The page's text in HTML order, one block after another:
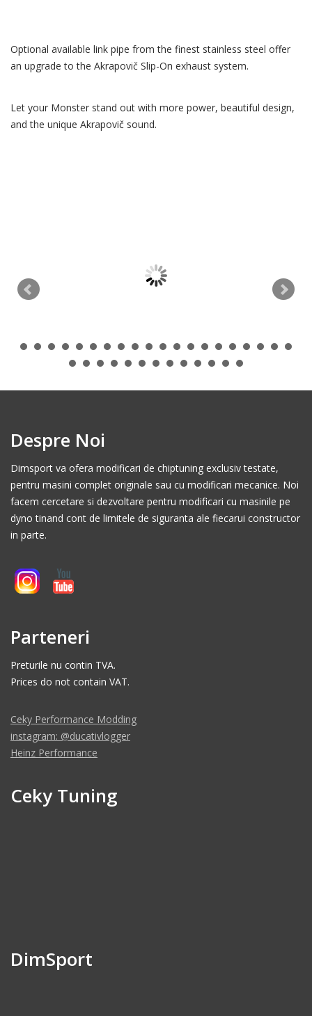
Optional available link pipe from the finest stainless steel offer
an upgrade to the Akrapovič Slip-On exhaust system.
Let your Monster stand out with more power, beautiful design,
and the unique Akrapovič sound.
Despre Noi
Dimsport va ofera modificari de chiptuning exclusiv testate,
pentru masini complet originale sau cu modificari mecanice. Noi
facem cercetare si dezvoltare pentru modificari cu masinile pe
dyno tinand cont de limitele de siguranta ale fiecarui constructor
in parte.
Parteneri
Preturile nu contin TVA.
Prices do not contain VAT.
Ceky Performance Modding
instagram: @ducativlogger
Heinz Performance
Ceky Tuning
DimSport